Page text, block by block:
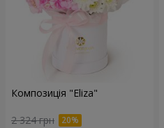
Композиція "Eliza"
2 324 грн